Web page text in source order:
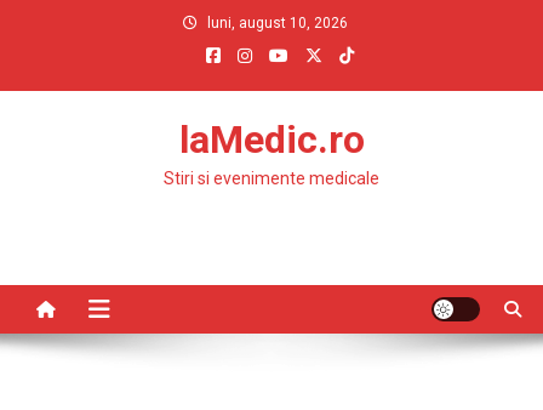
luni, august 10, 2026
laMedic.ro
Stiri si evenimente medicale